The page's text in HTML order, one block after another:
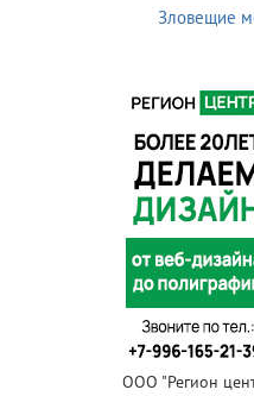
Зловещие
ООО "Регион